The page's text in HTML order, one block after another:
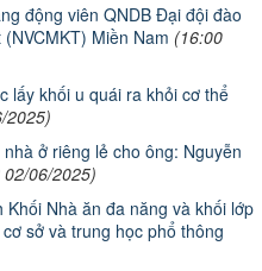
động viên QNDB Đại đội đào
Miền Nam (16:00
lấy khối u quái ra khỏi cơ thể
2025)
ở riêng lẻ cho ông: Nguyễn
02/06/2025)
Nhà ăn đa năng và khối lớp
sở và trung học phổ thông